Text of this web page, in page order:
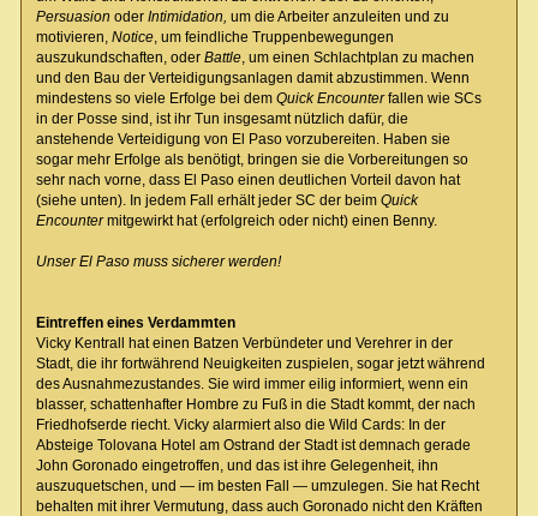
Persuasion oder Intimidation, um die Arbeiter anzuleiten und zu
motivieren, Notice, um feindliche Truppenbewegungen
auszukundschaften, oder Battle, um einen Schlachtplan zu machen
und den Bau der Verteidigungsanlagen damit abzustimmen. Wenn
mindestens so viele Erfolge bei dem Quick Encounterfallen wie SCs
in der Posse sind, ist ihr Tun insgesamt nützlich dafür, die
anstehende Verteidigung von El Paso vorzubereiten. Haben sie
sogar mehr Erfolge als benötigt, bringen sie die Vorbereitungen so
sehr nach vorne, dass El Paso einen deutlichen Vorteil davon hat
(siehe unten). In jedem Fall erhält jeder SC der beim Quick
Encountermitgewirkt hat (erfolgreich oder nicht) einen Benny.
Unser El Paso muss sicherer werden!
Eintreffen eines Verdammten
Vicky Kentrall hat einen Batzen Verbündeter und Verehrer in der
Stadt, die ihr fortwährend Neuigkeiten zuspielen, sogar jetzt während
des Ausnahmezustandes. Sie wird immer eilig informiert, wenn ein
blasser, schattenhafter Hombre zu Fuß in die Stadt kommt, der nach
Friedhofserde riecht. Vicky alarmiert also die Wild Cards: In der
Absteige Tolovana Hotel am Ostrand der Stadt ist demnach gerade
John Goronado eingetroffen, und das ist ihre Gelegenheit, ihn
auszuquetschen, und — im besten Fall — umzulegen. Sie hat Recht
behalten mit ihrer Vermutung, dass auch Goronado nicht den Kräften